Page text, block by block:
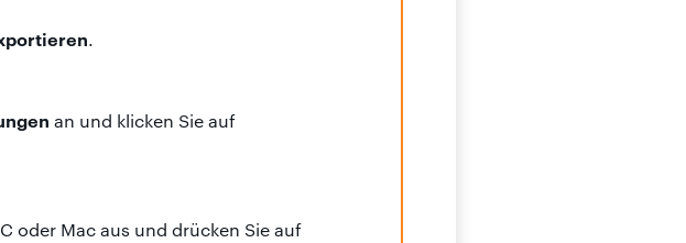
.
an und klicken Sie auf
oder Mac aus und drücken Sie auf